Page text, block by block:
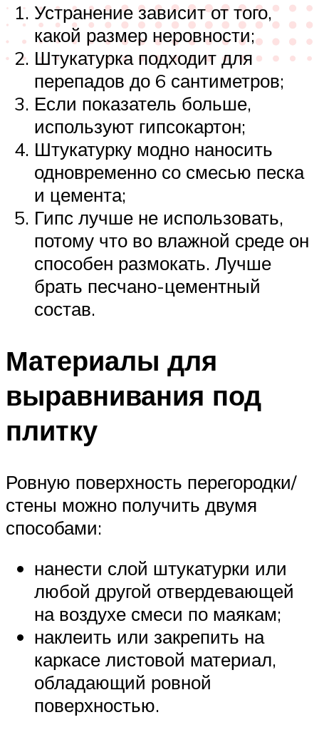
Устранение зависит от того,
какой размер неровности;
Штукатурка подходит для
перепадов до 6 сантиметров;
Если показатель больше,
используют гипсокартон;
Штукатурку модно наносить
одновременно со смесью песка
и цемента;
Гипс лучше не использовать,
потому что во влажной среде он
способен размокать. Лучше
брать песчано-цементный
состав.
Материалы для
выравнивания под
плитку
Ровную поверхность перегородки/
стены можно получить двумя
способами:
нанести слой штукатурки или
любой другой отвердевающей
на воздухе смеси по маякам;
наклеить или закрепить на
каркасе листовой материал,
обладающий ровной
поверхностью.